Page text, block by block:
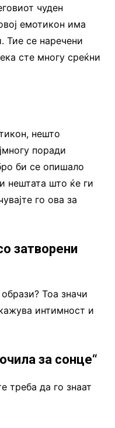
чуден
емотикон има
Тие се наречени
сте многу среќни
нешто
поради
би се опишало
нештата што ќе ги
го ова за
затворени
Тоа значи
интимност и
за сонце“
треба да го знаат